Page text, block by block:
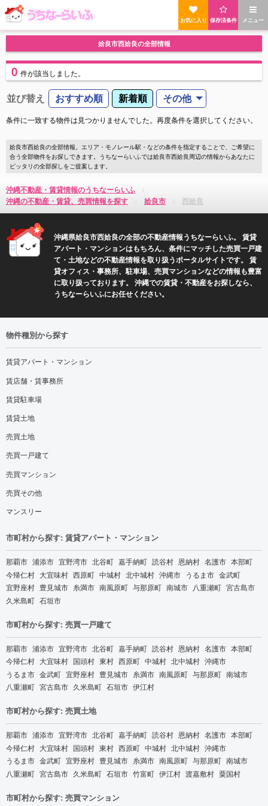
メニュー
保存済条件
お気に入り
姶良市西姶良の全部情報
0 件が該当しました。
並び替え おすすめ順 新着順 その他
条件に一致する物件は見つかりませんでした。再度条件を選択してください。
姶良市西姶良の全部情報。エリア・モノレール駅・などの条件を指定することで、ご希望に
合う全部物件をお探しできます。うちなーらいふでは姶良市西姶良周辺の情報からあなたに
ピッタリの全部探しをご提案します。
沖縄不動産・賃貸情報のうちなーらいふ
沖縄の不動産・賃貸、売買情報を探す
姶良市 西姶良
沖縄県姶良市西姶良の全部の不動産情報うちなーらいふ。 賃貸
アパート・マンションはもちろん、条件にマッチした売買一戸建
て・土地などの不動産情報を取り扱うポータルサイトです。 賃
貸オフィス・事務所、駐車場、売買マンションなどの情報も豊富
に取り扱っております。 沖縄での賃貸・不動産をお探しなら、
うちなーらいふにお任せください。
物件種別から探す
賃貸アパート・マンション
賃店舗・賃事務所
賃貸駐車場
賃貸土地
売買土地
売買一戸建て
売買マンション
売買その他
マンスリー
市町村から探す: 賃貸アパート・マンション
那覇市 浦添市 宜野湾市 北谷町 嘉手納町 読谷村 恩納村 名護市 本部町
今帰仁村 大宜味村 西原町 中城村 北中城村 沖縄市 うるま市 金武町
宜野座村 豊見城市 糸満市 南風原町 与那原町 南城市 八重瀬町 宮古島市
久米島町 石垣市
市町村から探す: 売買一戸建て
那覇市 浦添市 宜野湾市 北谷町 嘉手納町 読谷村 恩納村 名護市 本部町
今帰仁村 大宜味村 国頭村 東村 西原町 中城村 北中城村 沖縄市
うるま市 金武町 宜野座村 豊見城市 糸満市 南風原町 与那原町 南城市
八重瀬町 宮古島市 久米島町 石垣市 伊江村
市町村から探す: 売買土地
那覇市 浦添市 宜野湾市 北谷町 嘉手納町 読谷村 恩納村 名護市 本部町
今帰仁村 大宜味村 国頭村 東村 西原町 中城村 北中城村 沖縄市
うるま市 金武町 宜野座村 豊見城市 糸満市 南風原町 与那原町 南城市
八重瀬町 宮古島市 久米島町 石垣市 竹富町 伊江村 渡嘉敷村 粟国村
市町村から探す: 売買マンション